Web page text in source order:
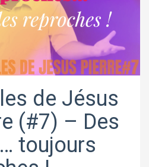
de Jésus
(#7) – Des
toujours